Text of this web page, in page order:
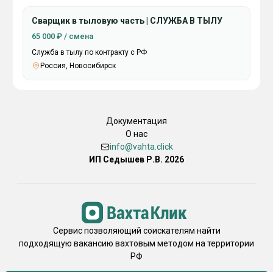
Сварщик в тыловую часть | СЛУЖБА В ТЫЛУ
65 000 ₽ / смена
Служба в тылу по контракту с РФ
Россия, Новосибирск
Документация
О нас
info@vahta.click
ИП Седышев Р.В. 2026
Сервис позволяющий соискателям найти
подходящую вакансию вахтовым методом на территории
РФ